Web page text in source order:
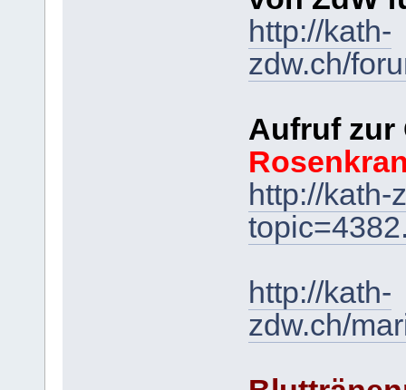
http://kath-
zdw.ch/
Aufruf
http://kath-
http://kath-
zdw.ch/